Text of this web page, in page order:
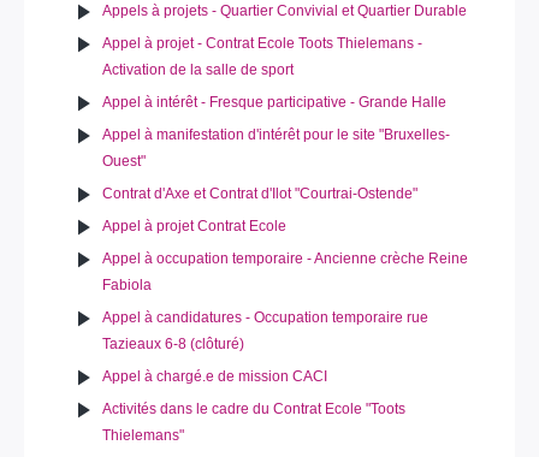
Appels à projets - Quartier Convivial et Quartier Durable
Appel à projet - Contrat Ecole Toots Thielemans -
Activation de la salle de sport
Appel à intérêt - Fresque participative - Grande Halle
Appel à manifestation d'intérêt pour le site "Bruxelles-
Ouest"
Contrat d'Axe et Contrat d'Ilot "Courtrai-Ostende"
Appel à projet Contrat Ecole
Appel à occupation temporaire - Ancienne crèche Reine
Fabiola
Appel à candidatures - Occupation temporaire rue
Tazieaux 6-8 (clôturé)
Appel à chargé.e de mission CACI
Activités dans le cadre du Contrat Ecole "Toots
Thielemans"